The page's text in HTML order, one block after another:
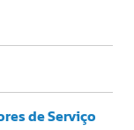
de Serviço